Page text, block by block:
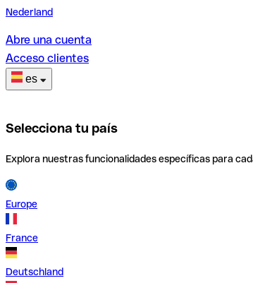
Nederland
Abre una cuenta
Acceso clientes
es
Selecciona tu país
Explora nuestras funcionalidades específicas para
Europe
France
Deutschland